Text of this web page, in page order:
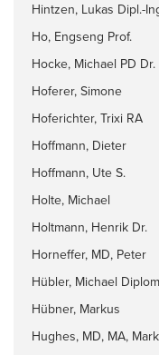
Hintzen, Lukas Dipl.-
Ho, Engseng Prof.
Hocke, Michael PD Dr.
Hoferer, Simone
Hoferichter, Trixi RA
Hoffmann, Dieter
Hoffmann, Ute S.
Holte, Michael
Holtmann, Henrik Dr.
Horneffer, MD, Peter
Hübler, Michael
Hübner, Markus
Hughes, MD, MA, Mark